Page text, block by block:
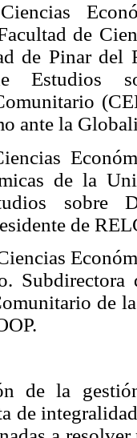
de
de Pinar del
Estudios
ante la
de la
sobre
de
Subdirectora
de
de la
de